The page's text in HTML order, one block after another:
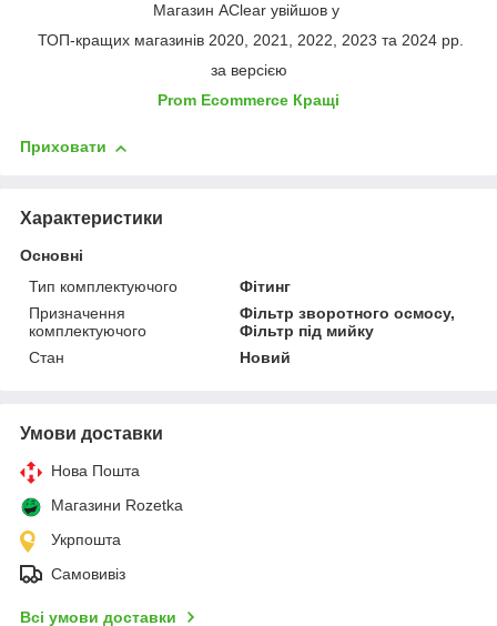
Магазин AClear увійшов у
ТОП-кращих магазинів 2020, 2021, 2022, 2023 та 2024 рр.
за версією
Prom Ecommerce Кращі
Приховати
Характеристики
Основні
Тип комплектуючого
Фітинг
Призначення
комплектуючого
Фільтр зворотного осмосу,
Фільтр під мийку
Стан
Новий
Умови доставки
Нова Пошта
Магазини Rozetka
Укрпошта
Самовивіз
Всі умови доставки